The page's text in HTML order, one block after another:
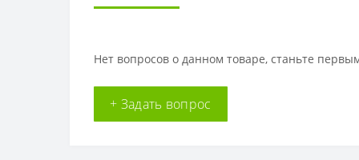
Нет вопросов о данном товаре, станьте
+ Задать вопрос